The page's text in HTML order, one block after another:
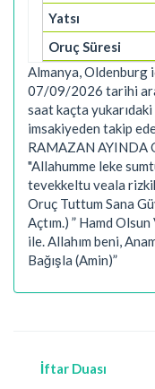
Almanya,
07/09/2026 tarihi
saat kaçta
imsakiyeden takip
RAMAZAN AYINDA
"Allahumme leke
tevekkeltu veala
Oruç Tuttum Sana
Açtım.) ” Hamd
ile. Allahım beni,
Bağışla (Amin)”
İftar Duası